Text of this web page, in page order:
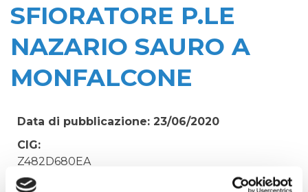
SFIORATORE P.LE
NAZARIO SAURO A
MONFALCONE
Data di pubblicazione: 23/06/2020
CIG:
Z482D680EA
Struttura proponente: